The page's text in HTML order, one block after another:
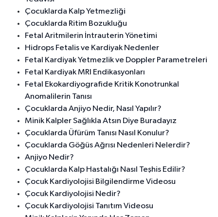
Çocuklarda Kalp Yetmezliği
Çocuklarda Ritim Bozukluğu
Fetal Aritmilerin İntrauterin Yönetimi
Hidrops Fetalis ve Kardiyak Nedenler
Fetal Kardiyak Yetmezlik ve Doppler Parametreleri
Fetal Kardiyak MRI Endikasyonları
Fetal Ekokardiyografide Kritik Konotrunkal
Anomalilerin Tanısı
Çocuklarda Anjiyo Nedir, Nasıl Yapılır?
Minik Kalpler Sağlıkla Atsın Diye Buradayız
Çocuklarda Üfürüm Tanısı Nasıl Konulur?
Çocuklarda Göğüs Ağrısı Nedenleri Nelerdir?
Anjiyo Nedir?
Çocuklarda Kalp Hastalığı Nasıl Teşhis Edilir?
Çocuk Kardiyolojisi Bilgilendirme Videosu
Çocuk Kardiyolojisi Nedir?
Çocuk Kardiyolojisi Tanıtım Videosu